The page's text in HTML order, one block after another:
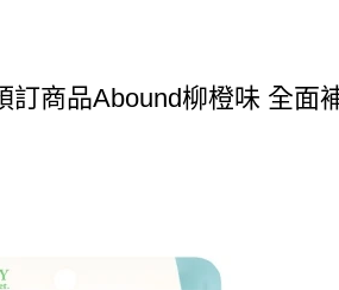
訂商品Abound柳橙味 全